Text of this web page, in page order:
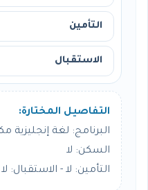
التأمين
الاستقبال
التفاصيل المختارة:
البرنامج: لغة إنجليزية مكثفة -
السكن: لا
التأمين: لا - الاستقبال: لا